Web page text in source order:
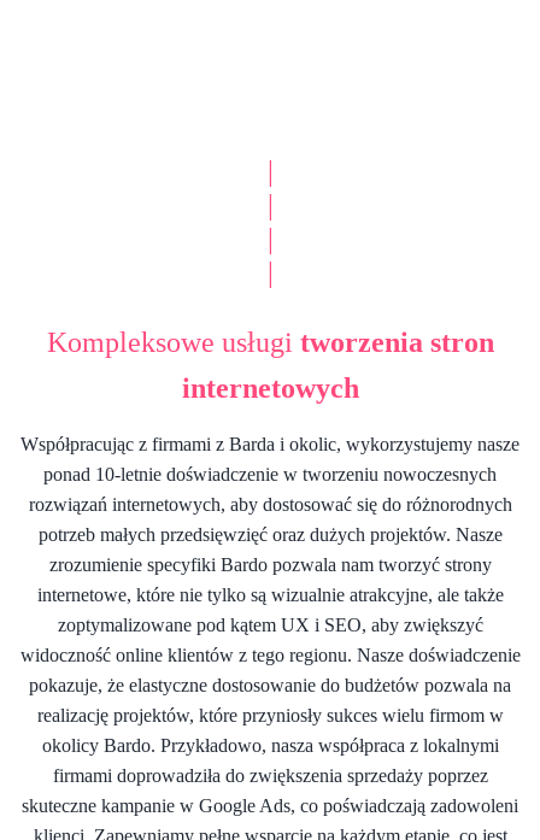
|
|
|
|
Kompleksowe usługi tworzenia stron
internetowych
Współpracując z firmami z Barda i okolic, wykorzystujemy nasze
ponad 10-letnie doświadczenie w tworzeniu nowoczesnych
rozwiązań internetowych, aby dostosować się do różnorodnych
potrzeb małych przedsięwzięć oraz dużych projektów. Nasze
zrozumienie specyfiki Bardo pozwala nam tworzyć strony
internetowe, które nie tylko są wizualnie atrakcyjne, ale także
zoptymalizowane pod kątem UX i SEO, aby zwiększyć
widoczność online klientów z tego regionu. Nasze doświadczenie
pokazuje, że elastyczne dostosowanie do budżetów pozwala na
realizację projektów, które przyniosły sukces wielu firmom w
okolicy Bardo. Przykładowo, nasza współpraca z lokalnymi
firmami doprowadziła do zwiększenia sprzedaży poprzez
skuteczne kampanie w Google Ads, co poświadczają zadowoleni
klienci. Zapewniamy pełne wsparcie na każdym etapie, co jest